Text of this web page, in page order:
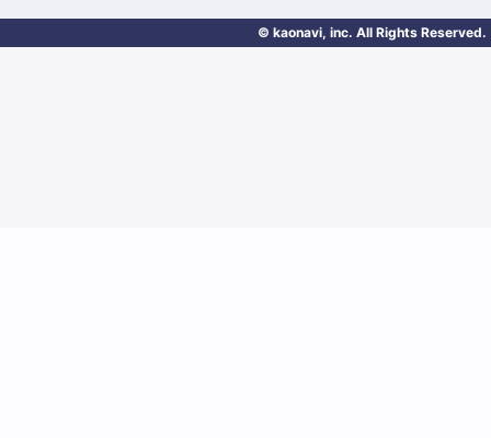
© kaonavi, inc. All Rights Reserved.